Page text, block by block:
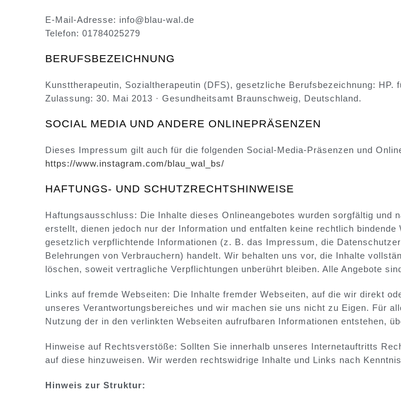
E-Mail-Adresse: info@blau-wal.de
Telefon: 01784025279
BERUFSBEZEICHNUNG
Kunsttherapeutin, Sozialtherapeutin (DFS), gesetzliche Berufsbezeichnung: HP.
Zulassung: 30. Mai 2013 · Gesundheitsamt Braunschweig, Deutschland.
SOCIAL MEDIA UND ANDERE ONLINEPRÄSENZEN
Dieses Impressum gilt auch für die folgenden Social-Media-Präsenzen und
https://www.instagram.com/blau_wal_bs/
HAFTUNGS- UND SCHUTZRECHTSHINWEISE
Haftungsausschluss: Die Inhalte dieses Onlineangebotes wurden sorgfältig und
erstellt, dienen jedoch nur der Information und entfalten keine rechtlich
gesetzlich verpflichtende Informationen (z. B. das Impressum, die
Belehrungen von Verbrauchern) handelt. Wir behalten uns vor, die Inhalte
löschen, soweit vertragliche Verpflichtungen unberührt bleiben. Alle Angebote
Links auf fremde Webseiten: Die Inhalte fremder Webseiten, auf die wir direkt
unseres Verantwortungsbereiches und wir machen sie uns nicht zu Eigen. Für
Nutzung der in den verlinkten Webseiten aufrufbaren Informationen entstehen,
Hinweise auf Rechtsverstöße: Sollten Sie innerhalb unseres Internetauftritts
auf diese hinzuweisen. Wir werden rechtswidrige Inhalte und Links nach
Hinweis zur Struktur: